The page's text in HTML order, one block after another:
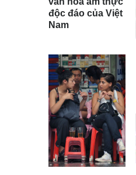
độc đáo của Việt
Nam